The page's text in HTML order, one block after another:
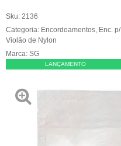
Sku: 2136
Categoria: Encordoamentos Enc. p/
Violão de Nylon
Marca: SG
LANÇAMENTO